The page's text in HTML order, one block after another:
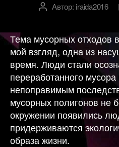
АвторАвтор: iraida2016
Тема мусорных отходов
мой взгляд, одна из
время. Люди стали
переработанного мусора
непоправимым
мусорных полигонов не
окружении появились
придерживаются
образа жизни.